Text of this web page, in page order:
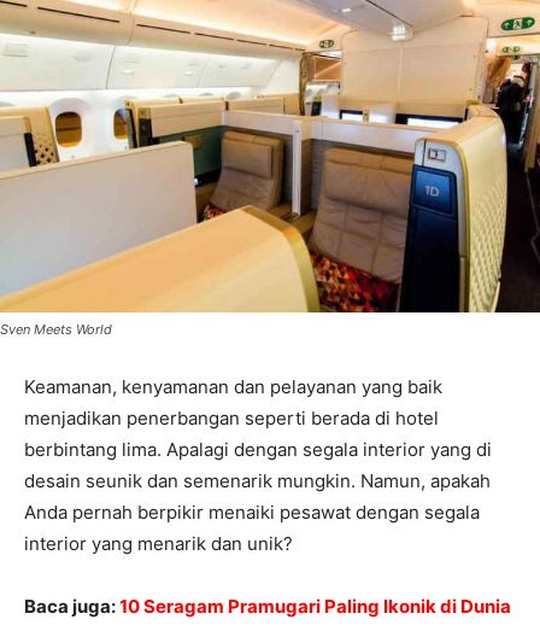
Sven Meets World
Keamanan, kenyamanan dan pelayanan yang baik
menjadikan penerbangan seperti berada di hotel
berbintang lima. Apalagi dengan segala interior yang di
desain seunik dan semenarik mungkin. Namun, apakah
Anda pernah berpikir menaiki pesawat dengan segala
interior yang menarik dan unik?
Baca juga:10 Seragam Pramugari Paling Ikonik di Dunia